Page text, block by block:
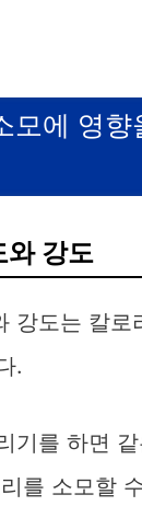
모에 영향
와 강도
강도는 칼로
.
기를 하면
를 소모할